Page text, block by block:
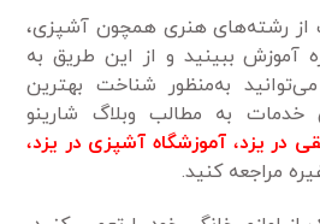
از رشته‌های هنری همچون آشپزی،
آموزش ببینید و از این طریق به
به‌منظور شناخت بهترین
خدمات به مطالب وبلاگ شارینو
در یزد، آموزشگاه آشپزی در یزد،
مراجعه کنید.